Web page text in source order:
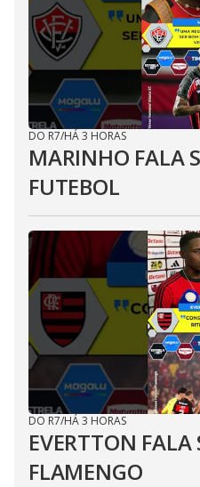
DO R7/HÁ 3 HORAS
MARINHO FALA
FUTEBOL
DO R7/HÁ 3 HORAS
EVERTTON FALA
FLAMENGO